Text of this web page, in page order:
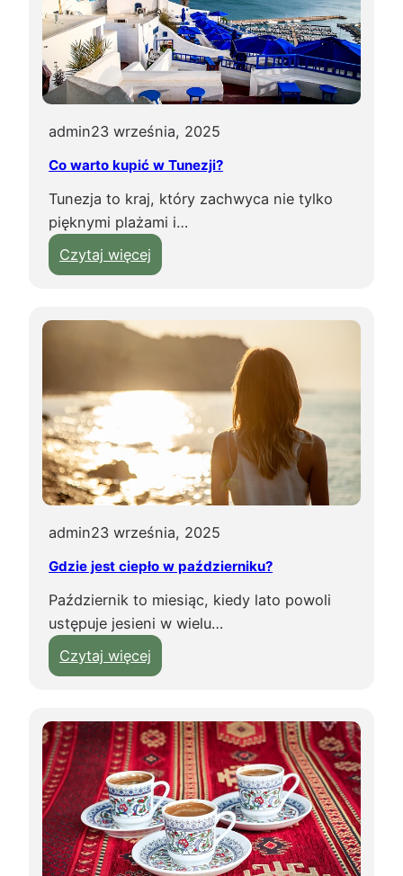
admin23 września, 2025
Co warto kupić w Tunezji?
Tunezja to kraj, który zachwyca nie tylko
pięknymi plażami i…
Czytaj więcej
C
w
t
k
p
ć
w
u
n
z
i
?
admin23 września, 2025
Gdzie jest ciepło w październiku?
Październik to miesiąc, kiedy lato powoli
ustępuje jesieni w wielu…
Czytaj więcej
G
z
i
e
j
e
s
t